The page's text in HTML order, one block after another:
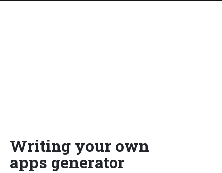
Writing your own
apps generator